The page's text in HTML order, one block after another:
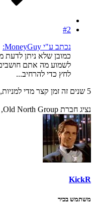
#2
נכתב ע"י MoneyGuy:
כמובן שלא ניתן לדעת
לשמוע מה אתם
לחץ כדי להרחיב...
5 שנים זה זמן קצר מדי למניות, בטח ובטח בשיעורים כה גבוהים.
נציג חברת Old North Group, המתמחים בהשקעות נדל"ן בארה"ב.
KickR
משתמש בכיר